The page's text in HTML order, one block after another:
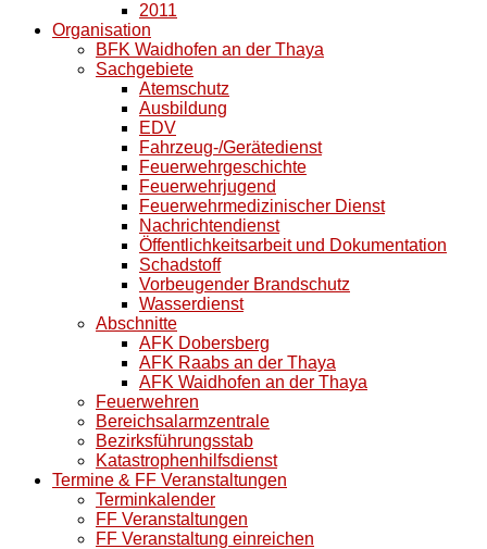
2011
Organisation
BFK Waidhofen an der Thaya
Sachgebiete
Atemschutz
Ausbildung
EDV
Fahrzeug-/Gerätedienst
Feuerwehrgeschichte
Feuerwehrjugend
Feuerwehrmedizinischer Dienst
Nachrichtendienst
Öffentlichkeitsarbeit und Dokumentation
Schadstoff
Vorbeugender Brandschutz
Wasserdienst
Abschnitte
AFK Dobersberg
AFK Raabs an der Thaya
AFK Waidhofen an der Thaya
Feuerwehren
Bereichsalarmzentrale
Bezirksführungsstab
Katastrophenhilfsdienst
Termine & FF Veranstaltungen
Terminkalender
FF Veranstaltungen
FF Veranstaltung einreichen